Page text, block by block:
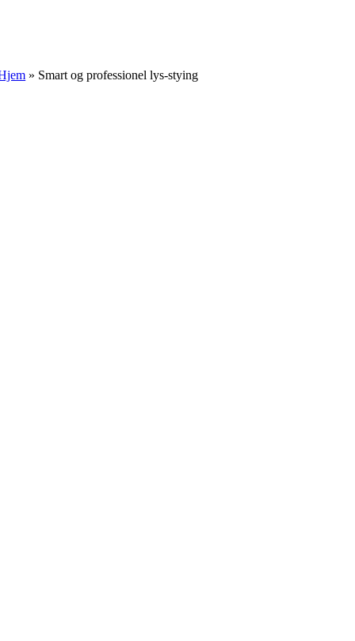
» Smart og professionel lys-stying